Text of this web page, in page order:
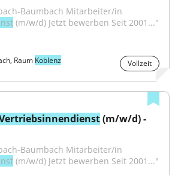
(m/w/d) Jetzt bewerben Seit 2001..."
Raum Koblenz Vollzeit
(m/w/d) -
(m/w/d) Jetzt bewerben Seit 2001..."